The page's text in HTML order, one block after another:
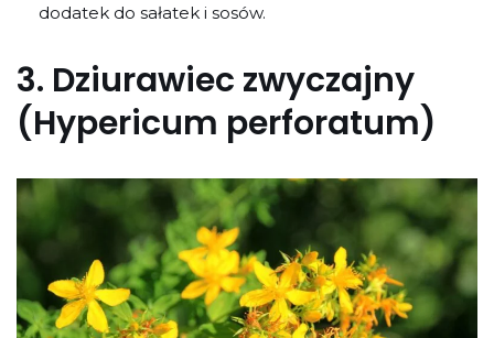
dodatek do sałatek i sosów.
3. Dziurawiec zwyczajny
(Hypericum perforatum)